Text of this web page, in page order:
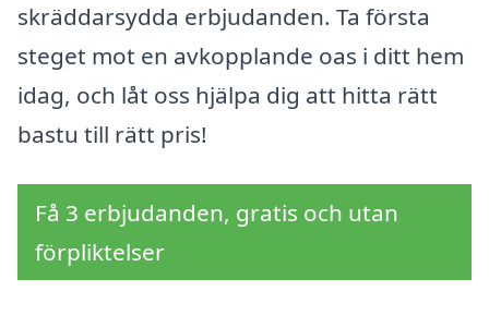
skräddarsydda erbjudanden. Ta första
steget mot en avkopplande oas i ditt hem
idag, och låt oss hjälpa dig att hitta rätt
bastu till rätt pris!
Få 3 erbjudanden, gratis och utan
förpliktelser